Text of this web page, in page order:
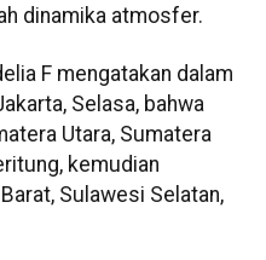
dinamika atmosfer.
F mengatakan dalam
Selasa, bahwa
Utara, Sumatera
kemudian
Sulawesi Selatan,